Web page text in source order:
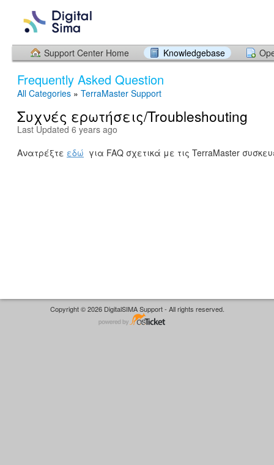
Support Center Home Knowledgebase
Frequently Asked Question
All Categories » TerraMaster Support
Συχνές ερωτήσεις/Troubleshouting
Last Updated 6 years ago
Ανατρέξτε εδώ για FAQ σχετικά με τις TerraMaster
Copyright © 2026 DigitalSIMA Support - All rights reserved.